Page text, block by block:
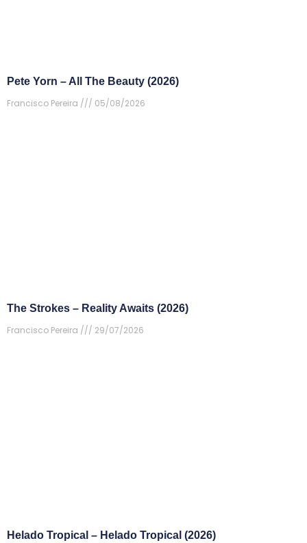
Pete Yorn – All The Beauty (2026)
Francisco Pereira
05/08/2026
The Strokes – Reality Awaits (2026)
Francisco Pereira
29/07/2026
Helado Tropical – Helado Tropical (2026)